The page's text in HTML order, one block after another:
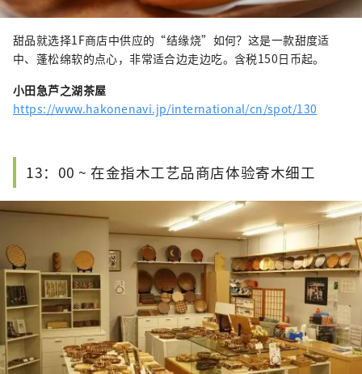
甜品就选择1F商店中供应的“结缘烧”如何？这是一款甜度适
中、蓬松绵软的点心，非常适合边走边吃。含税150日币起。
小田急芦之湖茶屋
https://www.hakonenavi.jp/international/cn/spot/130
13：00 ~ 在金指木工艺品商店体验寄木细工